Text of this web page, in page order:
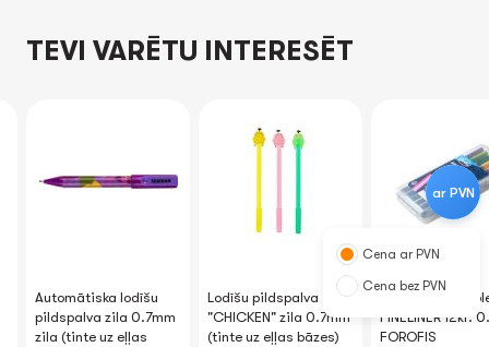
TEVI VARĒTU INTERESĒT
Automātiska lodīšu
pildspalva zila 0.7mm
zila (tinte uz eļļas
Lodīšu pildspalva
"CHICKEN" zila 0.7mm
(tinte uz eļļas bāzes)
Pildspalvu
FINELINER 12kr.
FOROFIS
ar PVN
Cena ar PVN
Cena bez PVN